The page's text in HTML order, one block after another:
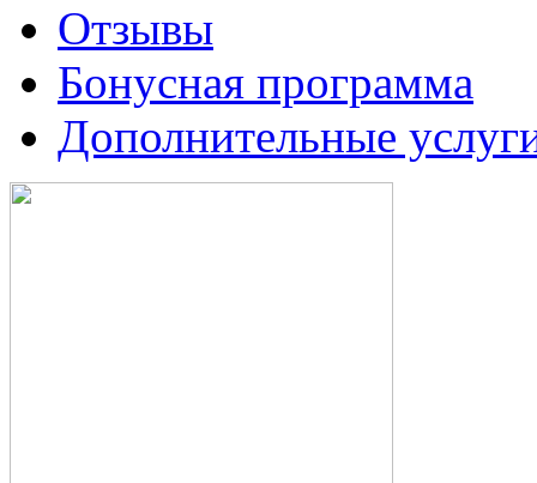
Отзывы
Бонусная программа
Дополнительные